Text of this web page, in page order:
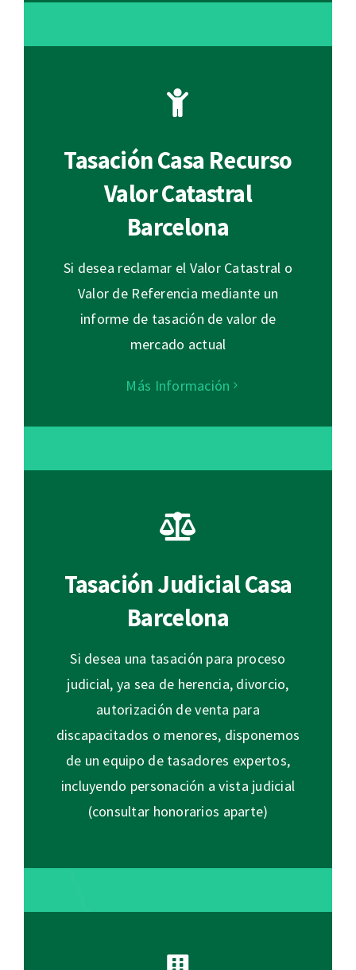
Tasación Casa Recurso
Valor Catastral
Barcelona
Si desea reclamar el Valor Catastral o
Valor de Referencia mediante un
informe de tasación de valor de
mercado actual
Más Información
Tasación Judicial Casa
Barcelona
Si desea una tasación para proceso
judicial, ya sea de herencia, divorcio,
autorización de venta para
discapacitados o menores, disponemos
de un equipo de tasadores expertos,
incluyendo personación a vista judicial
(consultar honorarios aparte)